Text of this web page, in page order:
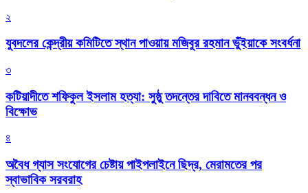
২
যুবদলের কেন্দ্রীয় কমিটিতে স্থান পাওয়ায় মজিবুর রহমান ভুঁইয়াকে সংবর্ধনা
৩
কটিয়াদীতে শফিকুল ইসলাম হত্যা: সুষ্ঠু তদন্তের দাবিতে মানববন্ধন ও
বিক্ষোভ
৪
অবৈধ গ্যাস সংযোগের চেষ্টায় পাইপলাইনে ছিদ্র, মেরামতের পর
স্বাভাবিক সরবরাহ